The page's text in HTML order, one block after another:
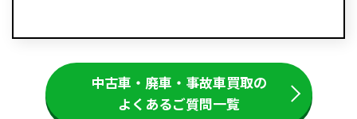
中古車・廃車・事故車買取の
よくあるご質問一覧